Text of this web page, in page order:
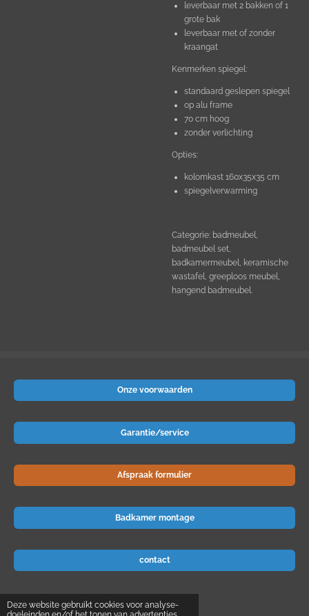
Deze website gebruikt cookies voor analyse-
leverbaar met 2 bakken of 1
grote bak
leverbaar met of zonder
kraangat
Kenmerken spiegel:
standaard geslepen spiegel
op alu frame
70 cm hoog
zonder verlichting
Opties:
kolomkast 160x35x35 cm
spiegelverwarming
Categorie: badmeubel,
badmeubel set,
badkamermeubel, keramische
wastafel, greeploos meubel,
hangend badmeubel.
Onze voorwaarden
Garantie/service
Afspraak formulier
Badkamer montage
contact